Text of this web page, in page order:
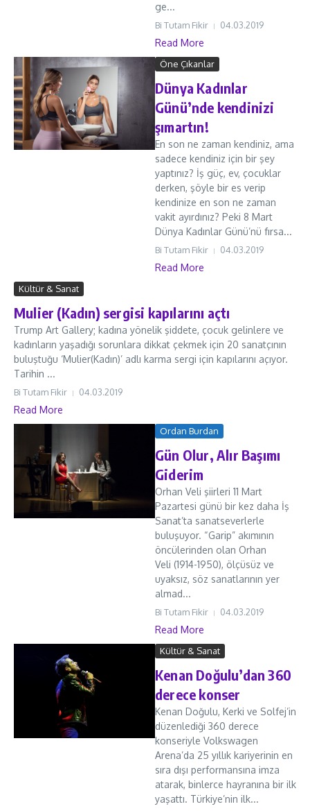
ge...
Bi Tutam Fikir 04.03.2019
Read More
Öne Çıkanlar
Dünya Kadınlar
Günü’nde kendinizi
şımartın!
En son ne zaman kendiniz, ama
sadece kendiniz için bir şey
yaptınız? İş güç, ev, çocuklar
derken, şöyle bir es verip
kendinize en son ne zaman
vakit ayırdınız? Peki 8 Mart
Dünya Kadınlar Günü’nü fırsa...
Bi Tutam Fikir 04.03.2019
Read More
Kültür & Sanat
Mulier (Kadın) sergisi kapılarını açtı
Trump Art Gallery; kadına yönelik şiddete, çocuk gelinlere ve
kadınların yaşadığı sorunlara dikkat çekmek için 20 sanatçının
buluştuğu ‘Mulier(Kadın)’ adlı karma sergi için kapılarını açıyor.
Tarihin ...
Bi Tutam Fikir 04.03.2019
Read More
Ordan Burdan
Gün Olur, Alır Başımı
Giderim
Orhan Veli şiirleri 11 Mart
Pazartesi günü bir kez daha İş
Sanat’ta sanatseverlerle
buluşuyor. “Garip” akımının
öncülerinden olan Orhan
Veli (1914-1950), ölçüsüz ve
uyaksız, söz sanatlarının yer
almad...
Bi Tutam Fikir 04.03.2019
Read More
Kültür & Sanat
Kenan Doğulu’dan 360
derece konser
Kenan Doğulu, Kerki ve Solfej’in
düzenlediği 360 derece
konseriyle Volkswagen
Arena’da 25 yıllık kariyerinin en
sıra dışı performansına imza
atarak, binlerce hayranına bir ilk
yaşattı. Türkiye’nin ilk...